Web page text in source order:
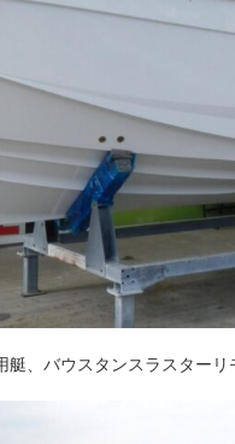
艇、バウスタンスラスター